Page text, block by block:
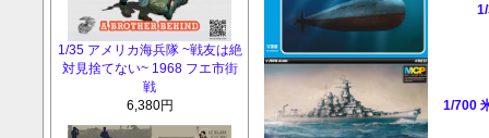
1/35 アメリカ海兵隊 ~戦友は絶
対見捨てない~ 1968 フエ市街
戦
6,380円
1/700